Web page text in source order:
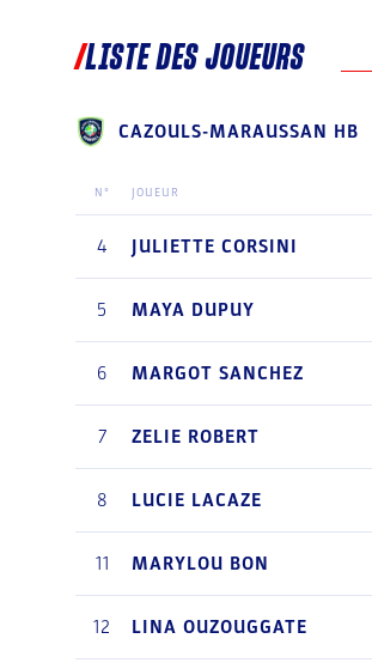
LISTE DES JOUEURS
CAZOULS-MARAUSSAN HB
N° JOUEUR
4 JULIETTE CORSINI
5 MAYA DUPUY
6 MARGOT SANCHEZ
7 ZELIE ROBERT
8 LUCIE LACAZE
11 MARYLOU BON
12 LINA OUZOUGGATE